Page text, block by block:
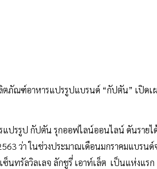
ภัณฑ์อาหารแปรรูปแบรนด์ “กัปตัน” เปิดเผ
ว่า ในช่วงประมาณเดือนมกราคมแบรน
ซ็นทรัลวิลเลจ ลักชูรี่ เอาท์เล็ต เป็นแห่งแร